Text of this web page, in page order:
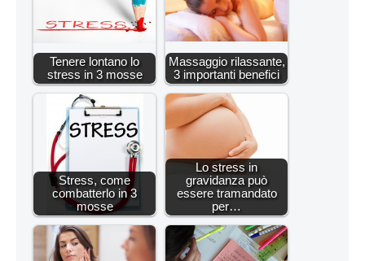
Tenere lontano lo
stress in 3 mosse
Massaggio rilassante,
3 importanti benefici
Stress, come
combatterlo in 3
mosse
Lo stress in
gravidanza può
essere tramandato
per…